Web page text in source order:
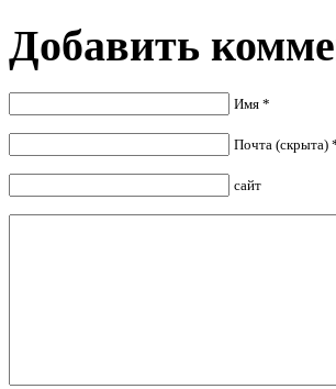
Добавить
Имя *
Почта (скрыта)
сайт